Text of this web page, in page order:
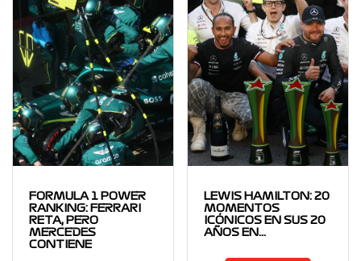
FORMULA 1 POWER
RANKING: FERRARI
RETA, PERO
MERCEDES
CONTIENE
LEWIS HAMILTON: 20
MOMENTOS
ICÓNICOS EN SUS 20
AÑOS EN…